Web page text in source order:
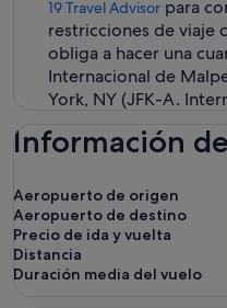
19 Travel Advisor para
restricciones de viaje
obliga a hacer una
Internacional de
York, NY (JFK-A.
Información
Aeropuerto de origen
Aeropuerto de destino
Precio de ida y vuelta
Distancia
Duración media del vuelo